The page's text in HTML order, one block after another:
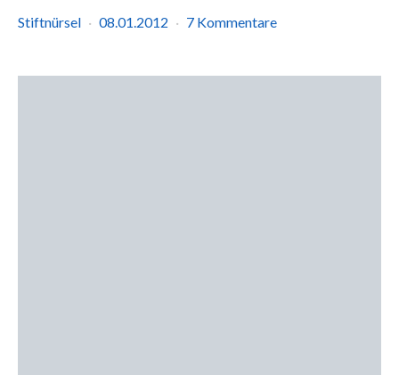
Stiftnürsel 08.01.2012 7 Kommentare